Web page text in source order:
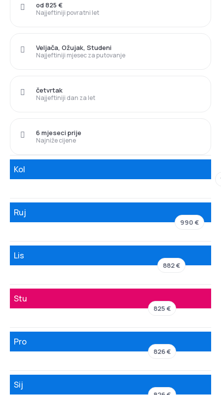
Najjeftiniji povratni let
od 825 €
Najjeftiniji mjesec za putovanje
Veljača, Ožujak, Studeni
Najjeftiniji dan za let
četvrtak
Najniže cijene
6 mjeseci prije
Kol
Ruj
990 €
Lis
882 €
Stu
825 €
Pro
826 €
Sij